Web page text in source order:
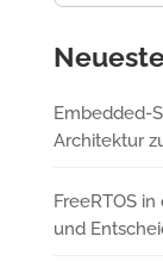
Embedded-
Architektur
FreeRTOS
und